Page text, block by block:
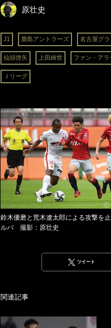
原壮史
J1 鹿島アントラーズ 名古屋グ
仙頭啓矢 上田綺世 ファン・アラ
Ｊリーグ
鈴木優磨と荒木遼太郎による攻撃を
ルバ 撮影：原壮史
ツイート
関連記事